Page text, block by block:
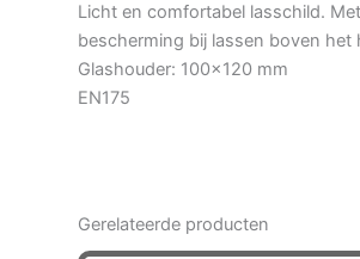
Licht en comfortabel lasschild.
bescherming bij lassen boven het
Glashouder: 100×120 mm
EN175
Gerelateerde producten